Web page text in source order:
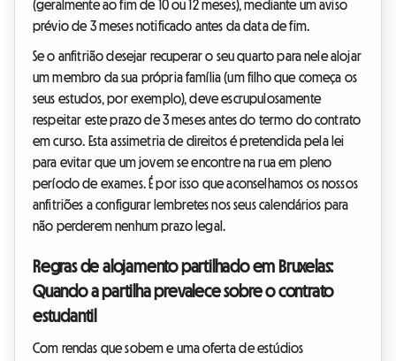
(geralmente ao fim de 10 ou 12 meses), mediante um aviso
prévio de 3 meses notificado antes da data de fim.
Se o anfitrião desejar recuperar o seu quarto para nele alojar
um membro da sua própria família (um filho que começa os
seus estudos, por exemplo), deve escrupulosamente
respeitar este prazo de 3 meses antes do termo do contrato
em curso. Esta assimetria de direitos é pretendida pela lei
para evitar que um jovem se encontre na rua em pleno
período de exames. É por isso que aconselhamos os nossos
anfitriões a configurar lembretes nos seus calendários para
não perderem nenhum prazo legal.
Regras de alojamento partilhado em Bruxelas:
Quando a partilha prevalece sobre o contrato
estudantil
Com rendas que sobem e uma oferta de estúdios